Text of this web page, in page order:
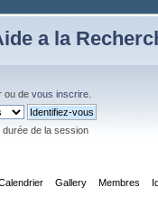
a la
ou de vous inscrire
de la session
Gallery Membres